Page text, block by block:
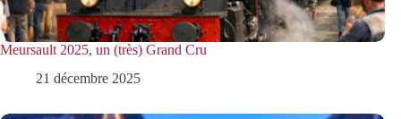
Meursault 2025, un (très) Grand Cru
21 décembre 2025